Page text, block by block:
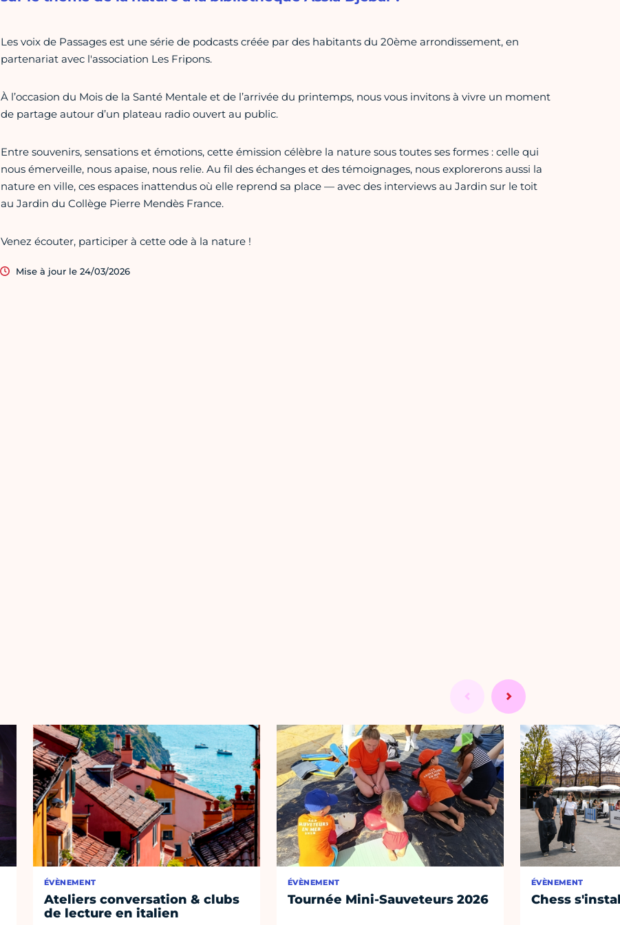
Les voix de Passages est une série de podcasts créée par des habitants du 20ème arrondissement, en
partenariat avec l'association Les Fripons.
À l’occasion du Mois de la Santé Mentale et de l’arrivée du printemps, nous vous invitons à vivre un moment
de partage autour d’un plateau radio ouvert au public.
Entre souvenirs, sensations et émotions, cette émission célèbre la nature sous toutes ses formes : celle qui
nous émerveille, nous apaise, nous relie. Au fil des échanges et des témoignages, nous explorerons aussi la
nature en ville, ces espaces inattendus où elle reprend sa place — avec des interviews au Jardin sur le toit
au Jardin du Collège Pierre Mendès France.
Venez écouter, participer à cette ode à la nature !
Mise à jour le 24/03/2026
ÉVÈNEMENT
Ateliers conversation & clubs
de lecture en italien
ÉVÈNEMENT
Tournée Mini-Sauveteurs 2026
ÉVÈNEMENT
Chess